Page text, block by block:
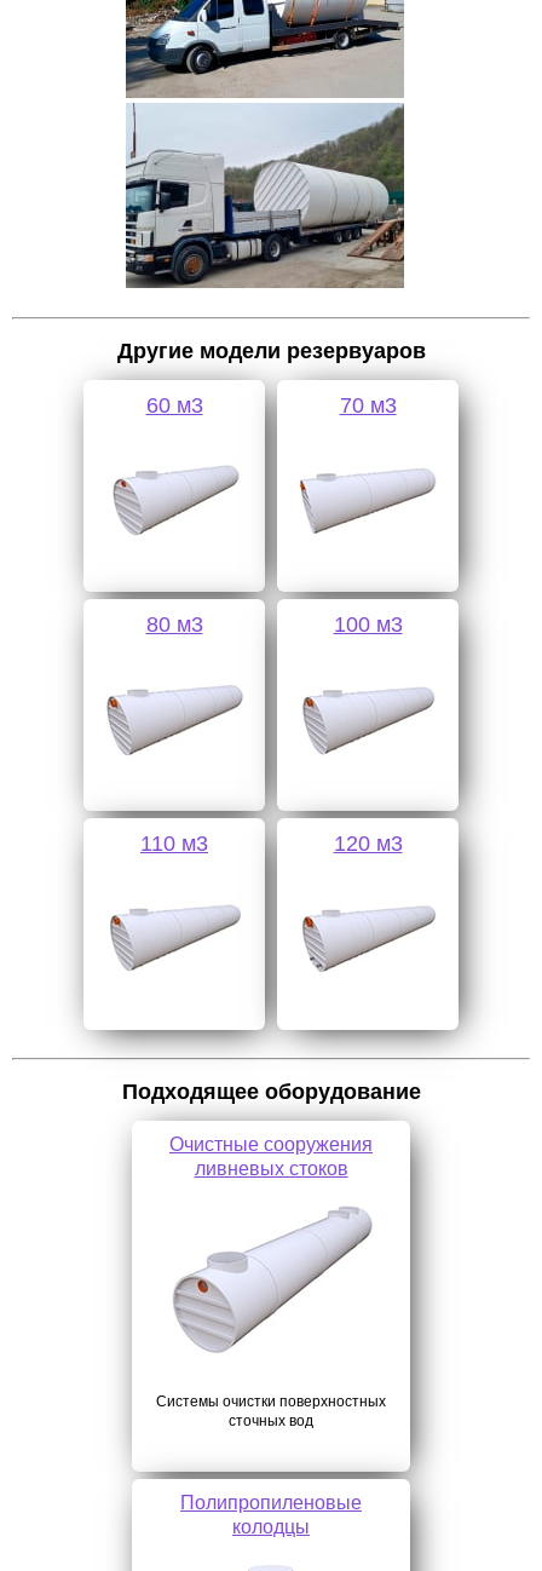
Другие модели резервуаров
60 м3 70 м3
80 м3 100 м3
110 м3 120 м3
Подходящее оборудование
Очистные сооружения
ливневых стоков
Системы очистки поверхностных
сточных вод
Полипропиленовые
колодцы